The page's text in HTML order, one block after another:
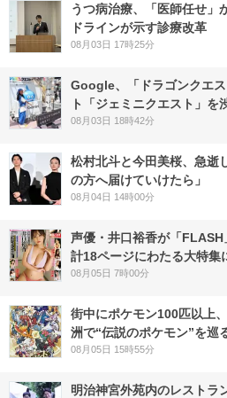
うつ病治療、「医師任せ
ドラインが示す診療改革
08月03日 17時25分
Google、「ドラゴンクエ
ト「ジェミニクエスト」を
08月03日 18時42分
松村北斗と今田美桜、急逝
の方へ届けていけたら」
08月04日 14時00分
声優・井口裕香が「FLASH
計18ページにわたる大特集
08月05日 7時00分
街中にポケモン100匹以上
洲で“伝説のポケモン”を巡
08月05日 15時55分
明治神宮外苑内のレストラ